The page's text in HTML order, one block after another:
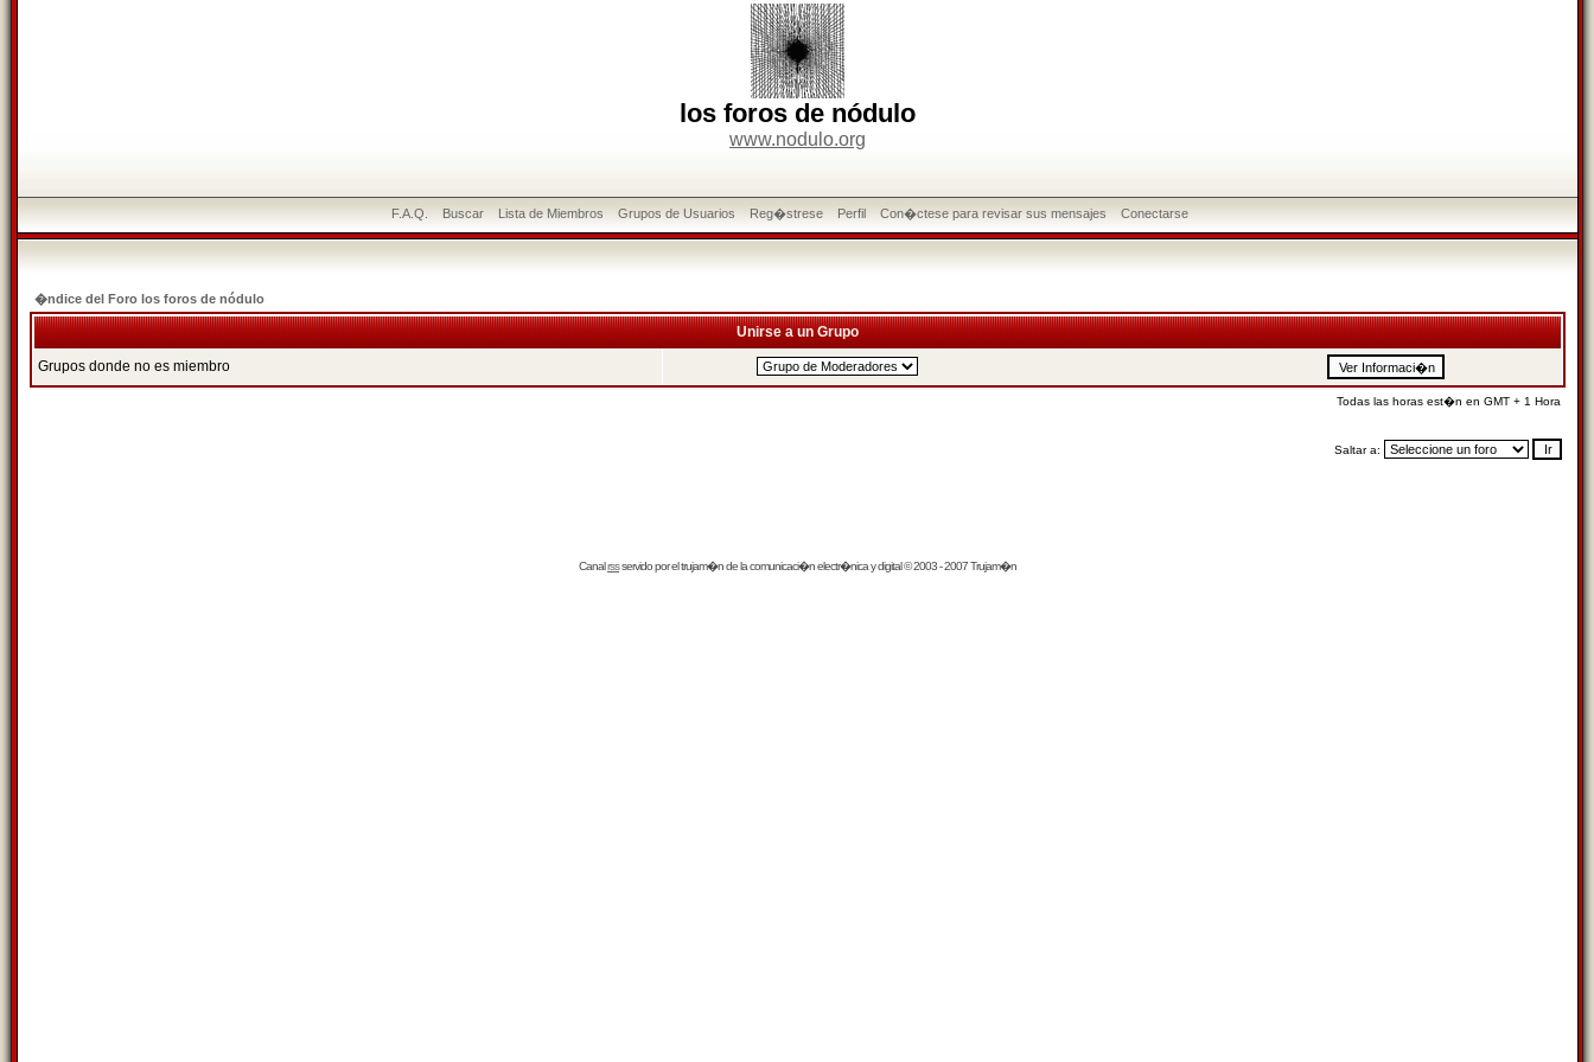
los foros de nódulo
www.nodulo.org
F.A.Q. Buscar Lista de Miembros Grupos de Usuarios Reg�strese Perfil Con�ctese para revisar sus mensajes Conectarse
�ndice del Foro los foros de nódulo
Unirse a un Grupo
Grupos donde no es miembro
Todas las horas est�n en GMT + 1 Hora
Saltar a:
Canalrssservido por eltrujam�nde la comunicaci�n electr�nica y digital © 2003 - 2007 Trujam�n